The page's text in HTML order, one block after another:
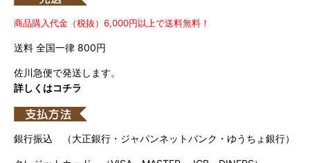
商品購入代金（税抜）6,000円以上で送料無料！
送料 全国一律 800円
佐川急便で発送します。
詳しくはコチラ
銀行振込 （大正銀行・ジャパンネットバンク・ゆうちょ銀行）